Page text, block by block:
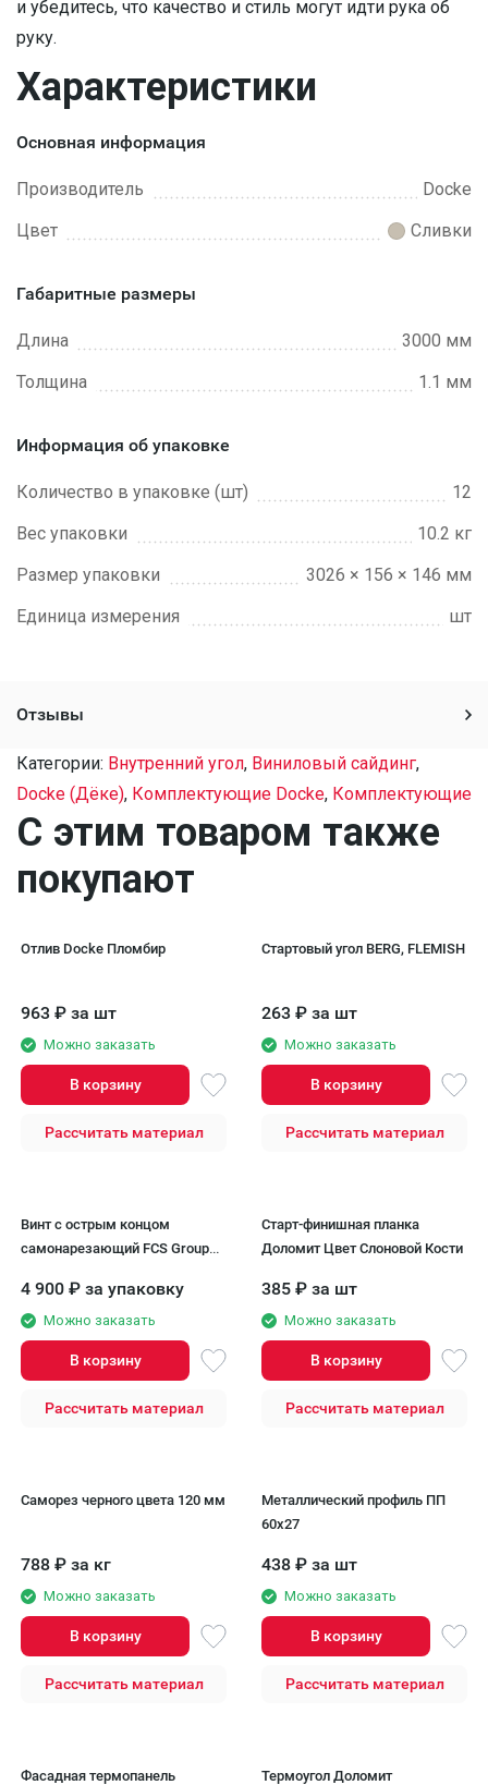
и убедитесь, что качество и стиль могут идти рука об
руку.
Характеристики
Основная информация
Производитель
Docke
Цвет
Сливки
Габаритные размеры
Длина
3000 мм
Толщина
1.1 мм
Информация об упаковке
Количество в упаковке (шт)
12
Вес упаковки
10.2 кг
Размер упаковки
3026 × 156 × 146 мм
Единица измерения
шт
Отзывы
Категории: Внутренний угол, Виниловый сайдинг,
Docke (Дёке), Комплектующие Docke, Комплектующие
C этим товаром также
покупают
Отлив Docke Пломбир
963 ₽ за шт
Можно заказать
В корзину
Рассчитать материал
Стартовый угол BERG, FLEMISH
263 ₽ за шт
Можно заказать
В корзину
Рассчитать материал
Винт с острым концом
самонарезающий FCS Group
4 900 ₽ за упаковку
Можно заказать
В корзину
Рассчитать материал
Старт-финишная планка
Доломит Цвет Слоновой Кости
385 ₽ за шт
Можно заказать
В корзину
Рассчитать материал
Саморез черного цвета 120 мм
788 ₽ за кг
Можно заказать
В корзину
Рассчитать материал
Металлический профиль ПП
60x27
438 ₽ за шт
Можно заказать
В корзину
Рассчитать материал
Фасадная термопанель
Термоугол Доломит